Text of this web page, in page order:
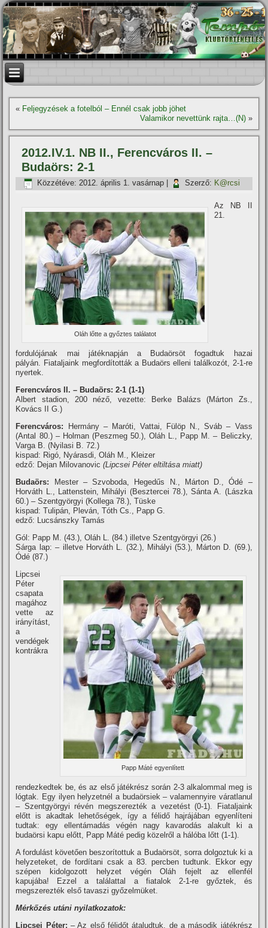
« Feljegyzések a fotelból – Ennél csak jobb jöhet
Valamikor nevettünk rajta…(N)»
2012.IV.1. NB II., Ferencváros II. –
Budaörs: 2-1
Közzétéve: 2012. április 1. vasárnap Szerző: K@rcsi
Oláh lőtte a győztes találatot
Az NB II
21.
fordulójának mai játéknapján a Budaörsöt fogadtuk hazai
pályán. Fiataljaink megfordí­tották a Budaörs elleni találkozót, 2-1-re
nyertek.
Ferencváros II. – Budaörs: 2-1 (1-1)
Albert stadion, 200 néző, vezette:
Berke Balázs (Márton Zs.,
Kovács II G.)
Ferencváros:
Hermány – Maróti, Vattai, Fülöp N., Sváb – Vass
(Antal 80.) – Holman (Peszmeg 50.), Oláh L., Papp M. – Beliczky,
Varga B. (Nyilasi B. 72.)
kispad: Rigó, Nyárasdi, Oláh M., Kleizer
edző: Dejan Milovanovic(Lipcsei Péter eltiltása miatt)
Budaörs:
Mester – Szvoboda, Hegedűs N., Márton D., Ódé –
Horváth L., Lattenstein, Mihályi (Besztercei 78.), Sánta A. (Lászka
60.) – Szentgyörgyi (Kollega 78.), Tüske
kispad: Tulipán, Pleván, Tóth Cs., Papp G.
edző: Lucsánszky Tamás
Gól: Papp M. (43.), Oláh L. (84.) illetve Szentgyörgyi (26.)
Sárga lap: – illetve Horváth L. (32.), Mihályi (53.), Márton D. (69.),
Ódé (87.)
Papp Máté egyenlí­tett
Lipcsei
Péter
csapata
magához
vette az
irányí­tást,
a
vendégek
kontrákra
rendezkedtek be, és az első játékrész során 2-3 alkalommal meg is
lógtak. Egy ilyen helyzetnél a budaörsiek – valamennyire váratlanul
– Szentgyörgyi révén megszerezték a vezetést (0-1). Fiataljaink
előtt is akadtak lehetőségek, í­gy a félidő hajrájában egyenlí­teni
tudtak: egy ellentámadás végén nagy kavarodás alakult ki a
budaörsi kapu előtt, Papp Máté pedig közelről a hálóba lőtt (1-1).
A fordulást követően beszorí­tottuk a Budaörsöt, sorra dolgoztuk ki a
helyzeteket, de fordí­tani csak a 83. percben tudtunk. Ekkor egy
szépen kidolgozott helyzet végén Oláh fejelt az ellenfél
kapujába! Ezzel a találattal a fiatalok 2-1-re győztek, és
megszerezték első tavaszi győzelmüket.
Mérkőzés utáni nyilatkozatok:
Lipcsei Péter:– Az első félidőt átaludtuk, de a második játékrész